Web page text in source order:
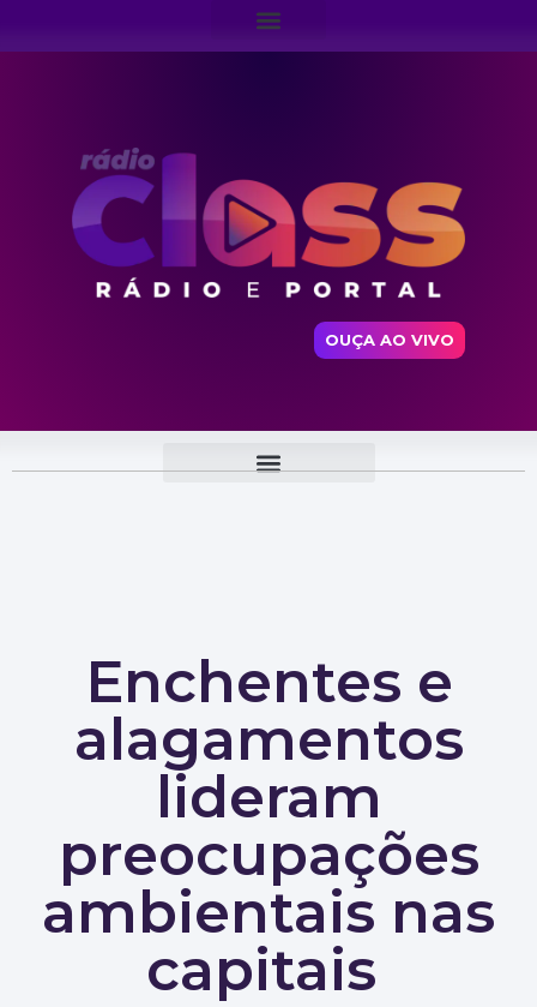
OUÇA AO VIVO
Enchentes e
alagamentos
lideram
preocupações
ambientais nas
capitais